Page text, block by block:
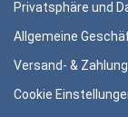
Privatsphäre und
Allgemeine
Versand- &
Cookie